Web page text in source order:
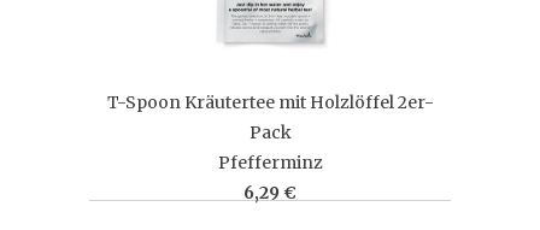
T-Spoon Kräutertee mit Holzlöffel 2er-
Pack
Pfefferminz
6,29 €